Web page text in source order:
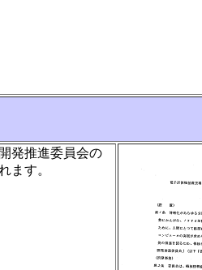
発推進委員会の
ます。